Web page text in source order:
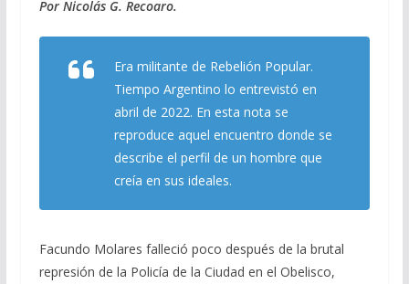
e
b
o
o
k
e
gr
a
m
s
A
p
p
l p
ar
ti
r
Por Nicolás G. Recoaro.
Era militante de Rebelión Popular.
Tiempo Argentino lo entrevistó en
abril de 2022. En esta nota se
reproduce aquel encuentro donde se
describe el perfil de un hombre que
creía en sus ideales.
Facundo Molares falleció poco después de la brutal
represión de la Policía de la Ciudad en el Obelisco,